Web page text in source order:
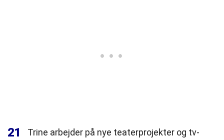
21
Trine arbejder på nye teaterprojekter og tv-